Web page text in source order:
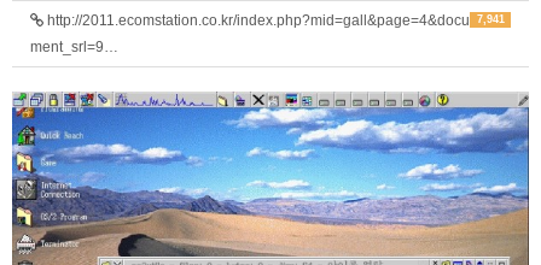
7,941
http://2011.ecomstation.co.kr/index.php?mid=gall&page=4&docu
ment_srl=9…